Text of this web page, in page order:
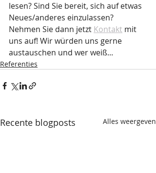
lesen? Sind Sie bereit, sich auf etwas
Neues/anderes einzulassen?
Nehmen Sie dann jetzt Kontakt mit
uns auf! Wir würden uns gerne
austauschen und wer weiß...
Referenties
Recente blogposts Alles weergeven